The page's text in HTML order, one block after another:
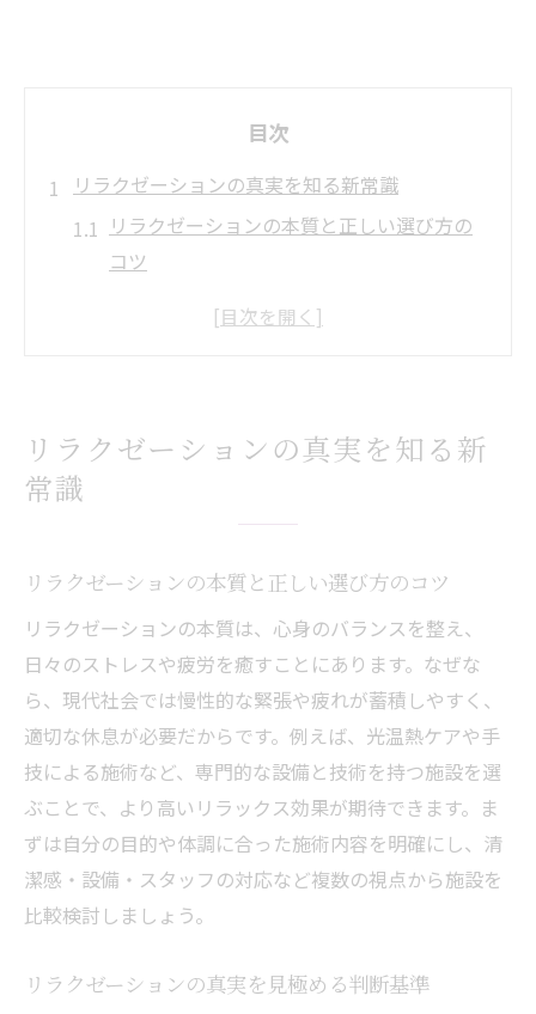
目次
リラクゼーションの真実を知る新常識
リラクゼーションの本質と正しい選び方の
コツ
リラクゼーションの真実を見極める判断基
ト
心身の癒しに役立つリラクゼーション効果
リラクゼーションが心身に与える具体的な
リラクゼーションの癒しがもたらす変化と
は
リラクゼーション効果を高める生活習慣の
工夫
ストレス解消に役立つリラクゼーションの
実践法
リラクゼーションで得られる心の安らぎと
安全なリラクゼーション選びのポイント
リラクゼーションの真実を知る新
常識
リラクゼーションの本質と正しい選び方のコツ
リラクゼーションの本質は、心身のバランスを整え、
日々のストレスや疲労を癒すことにあります。なぜな
ら、現代社会では慢性的な緊張や疲れが蓄積しやすく、
適切な休息が必要だからです。例えば、光温熱ケアや手
技による施術など、専門的な設備と技術を持つ施設を選
ぶことで、より高いリラックス効果が期待できます。ま
ずは自分の目的や体調に合った施術内容を明確にし、清
潔感・設備・スタッフの対応など複数の視点から施設を
比較検討しましょう。
リラクゼーションの真実を見極める判断基準